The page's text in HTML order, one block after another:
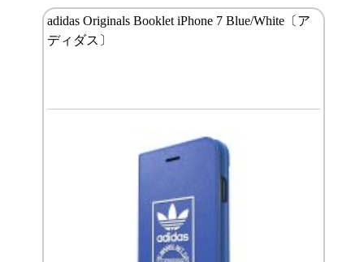
adidas Originals Booklet iPhone 7 Blue/White〔ア
ディダス〕